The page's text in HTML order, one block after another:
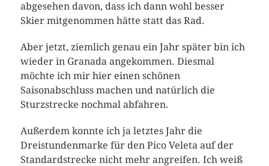
abgesehen davon, dass ich dann wohl besser
Skier mitgenommen hätte statt das Rad.
Aber jetzt, ziemlich genau ein Jahr später bin ich
wieder in Granada angekommen. Diesmal
möchte ich mir hier einen schönen
Saisonabschluss machen und natürlich die
Sturzstrecke nochmal abfahren.
Außerdem konnte ich ja letztes Jahr die
Dreistundenmarke für den Pico Veleta auf der
Standardstrecke nicht mehr angreifen. Ich weiß